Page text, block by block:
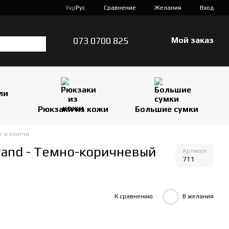
УкрРус Сравнение Желания Вход
073 0700 825 Мой заказ
Рюкзаки из кожи Большие сумки
и клатчи
- Темно-коричневый Артикул
711
К сравнению В желания